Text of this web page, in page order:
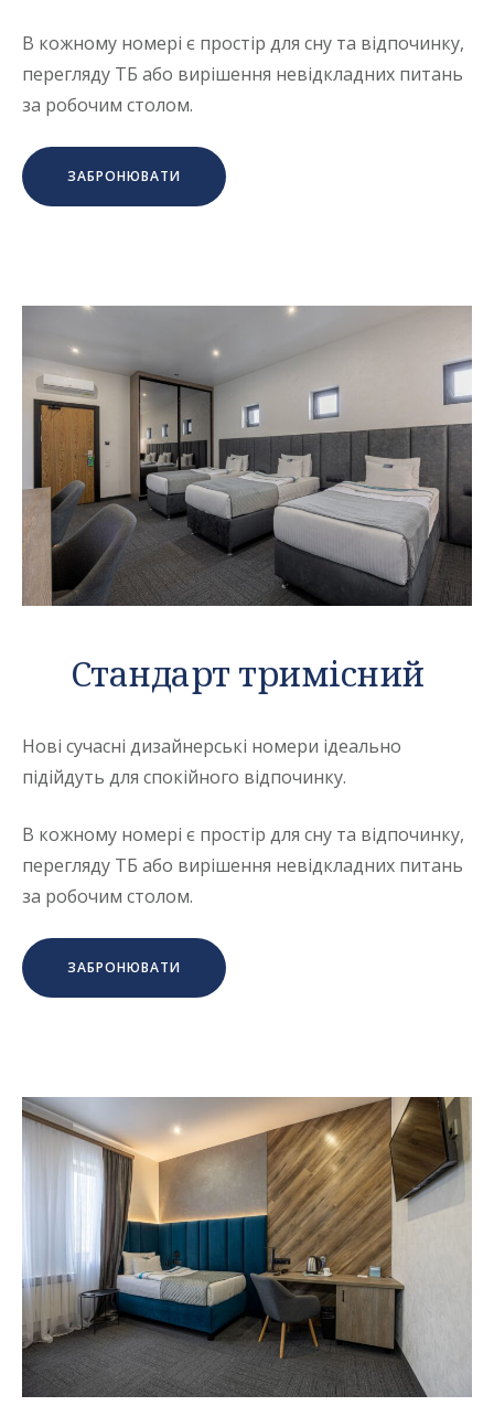
В кожному номері є простір для сну та відпочинку,
перегляду ТБ або вирішення невідкладних питань
за робочим столом.
ЗАБРОНЮВАТИ
Стандарт тримісний
Нові сучасні дизайнерські номери ідеально
підійдуть для спокійного відпочинку.
В кожному номері є простір для сну та відпочинку,
перегляду ТБ або вирішення невідкладних питань
за робочим столом.
ЗАБРОНЮВАТИ